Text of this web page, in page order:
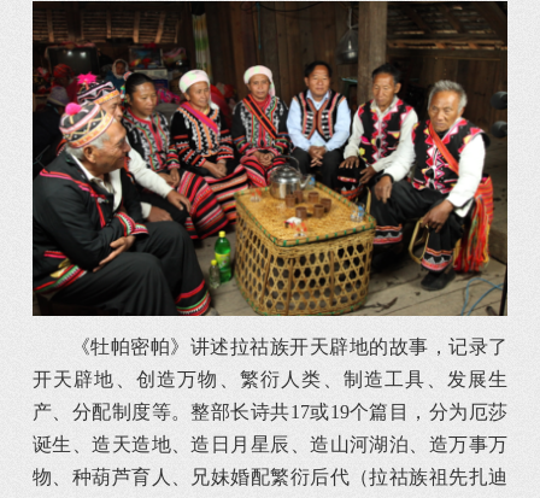
《牡帕密帕》讲述拉祜族开天辟地的故事，记录了
开天辟地、创造万物、繁衍人类、制造工具、发展生
产、分配制度等。整部长诗共17或19个篇目，分为厄莎
诞生、造天造地、造日月星辰、造山河湖泊、造万事万
物、种葫芦育人、兄妹婚配繁衍后代（拉祜族祖先扎迪